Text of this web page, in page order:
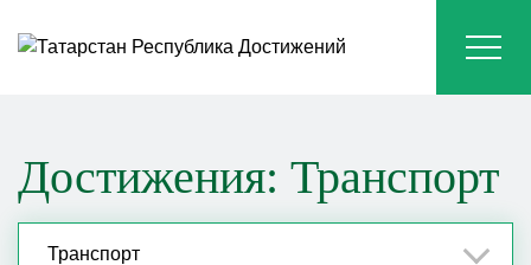
Достижения: Транспорт
Транспорт